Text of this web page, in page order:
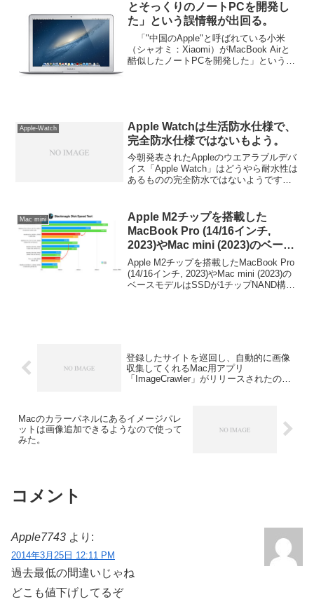
とそっくりのノートPCを開発し
た」という誤情報が出回る。
「"中国のApple"と呼ばれている小米
（シャオミ：Xiaomi）がMacBook Airと
酷似したノートPCを開発した」という誤
Apple-Watch
Apple Watchは生活防水仕様で、
完全防水仕様ではないもよう。
今朝発表されたAppleのウエアラブルデバ
イス「Apple Watch」はどうやら耐水性は
あるものの完全防水ではないようです。
Mac mini
Apple M2チップを搭載した
MacBook Pro (14/16インチ,
2023)やMac mini (2023)のベース
モデルはSSDが1チップNAND構
成でSSD速度がM1モデルより低
いので注意を。
Apple M2チップを搭載したMacBook Pro
(14/16インチ, 2023)やMac mini (2023)の
ベースモデルはSSDが1チップNAND構成
登録したサイトを巡回し、自動的に画像
収集してくれるMac用アプリ
「ImageCrawler」がリリースされたので
Macのカラーパネルにあるイメージパレ
ットは画像追加できるようなので使って
みた。
コメント
Apple7743 より:
2014年3月25日 12:11 PM
過去最低の間違いじゃね
どこも値下げしてるぞ